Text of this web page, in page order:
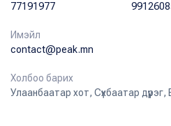
77191977
Имэйл
contact@peak.mn
Холбоо барих
Улаанбаатар хот, Сүхбаатар